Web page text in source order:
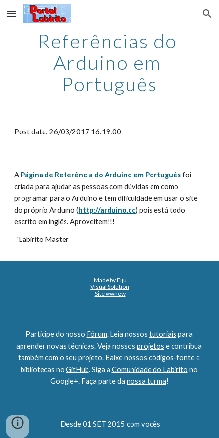
Skip to main content Skip to navigation
Referências do
Arduino em
Português
Post date: 26/03/2017 16:19:00
A Página de Referência do Arduino em Português foi
criada para ajudar as pessoas com dúvidas em como
programar para o Arduino e tem dificuldade em usar o site
do próprio Arduino (http://arduino.cc) pois está todo
escrito em inglês. Aproveitem!!!
  'Labirito Master
Made by Eiju
Visual Solution
Site wwnew
Participe do nosso Fórum. Leia nossos tutoriais para
aprender novas técnicas. Veja nossos projetos e contribua
também com o seu projeto. Baixe nossos códigos-fonte e
bibliotecas no GitHub. Siga a Comunidade do Labirito no
Google+. Faça parte da nossa turma!
Desde 01 SET 2015 com vocês